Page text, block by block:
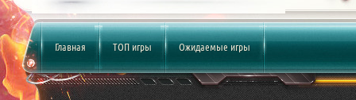
Главная ТОП игры Ожидаемые игры